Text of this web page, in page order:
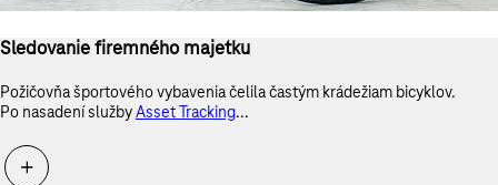
Sledovanie firemného majetku
Požičovňa športového vybavenia čelila častým krádežiam bicyklov.
Po nasadení službyAsset Tracking...